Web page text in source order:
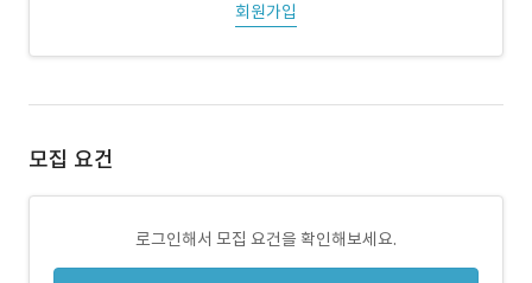
회원가입
모집 요건
로그인해서 모집 요건을 확인해보세요.